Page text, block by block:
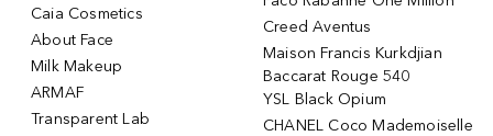
Caia Cosmetics
About Face
Milk Makeup
ARMAF
Transparent Lab
Creed Aventus
Maison Francis Kurkdjian
Baccarat Rouge 540
YSL Black Opium
CHANEL Coco Mademoiselle